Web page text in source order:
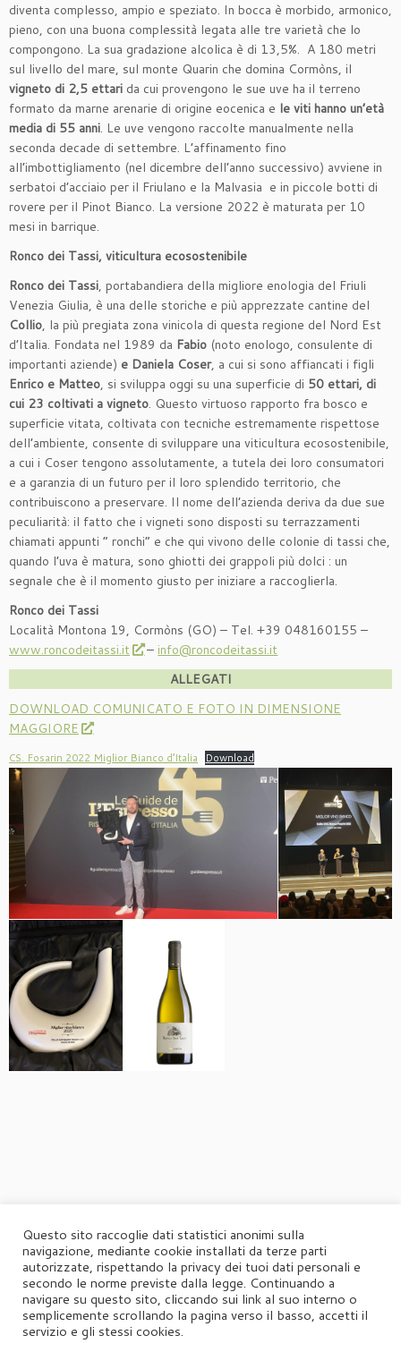
diventa complesso, ampio e speziato. In bocca è morbido, armonico,
pieno, con una buona complessità legata alle tre varietà che lo
compongono. La sua gradazione alcolica è di 13,5%. A 180 metri
sul livello del mare, sul monte Quarin che domina Cormòns, il
vigneto di 2,5 ettari da cui provengono le sue uve ha il terreno
formato da marne arenarie di origine eocenica e le viti hanno un’età
media di 55 anni. Le uve vengono raccolte manualmente nella
seconda decade di settembre. L’affinamento fino
all’imbottigliamento (nel dicembre dell’anno successivo) avviene in
serbatoi d’acciaio per il Friulano e la Malvasia e in piccole botti di
rovere per il Pinot Bianco. La versione 2022 è maturata per 10
mesi in barrique.
Ronco dei Tassi, viticultura ecosostenibile
Ronco dei Tassi, portabandiera della migliore enologia del Friuli
Venezia Giulia, è una delle storiche e più apprezzate cantine del
Collio, la più pregiata zona vinicola di questa regione del Nord Est
d’Italia. Fondata nel 1989 da Fabio (noto enologo, consulente di
importanti aziende) e Daniela Coser, a cui si sono affiancati i figli
Enrico e Matteo, si sviluppa oggi su una superficie di 50 ettari, di
cui 23 coltivati a vigneto. Questo virtuoso rapporto fra bosco e
superficie vitata, coltivata con tecniche estremamente rispettose
dell’ambiente, consente di sviluppare una viticultura ecosostenibile,
a cui i Coser tengono assolutamente, a tutela dei loro consumatori
e a garanzia di un futuro per il loro splendido territorio, che
contribuiscono a preservare. Il nome dell’azienda deriva da due sue
peculiarità: il fatto che i vigneti sono disposti su terrazzamenti
chiamati appunti “ ronchi” e che qui vivono delle colonie di tassi che,
quando l’uva è matura, sono ghiotti dei grappoli più dolci : un
segnale che è il momento giusto per iniziare a raccoglierla.
Ronco dei Tassi
Località Montona 19, Cormòns (GO) – Tel. +39 048160155 –
www.roncodeitassi.it
– info@roncodeitassi.it
ALLEGATI
DOWNLOAD COMUNICATO E FOTO IN DIMENSIONE
MAGGIORE
CS. Fosarin 2022 Miglior Bianco d’Italia Download
Questo sito raccoglie dati statistici anonimi sulla
navigazione, mediante cookie installati da terze parti
autorizzate, rispettando la privacy dei tuoi dati personali e
secondo le norme previste dalla legge. Continuando a
navigare su questo sito, cliccando sui link al suo interno o
semplicemente scrollando la pagina verso il basso, accetti il
servizio e gli stessi cookies.